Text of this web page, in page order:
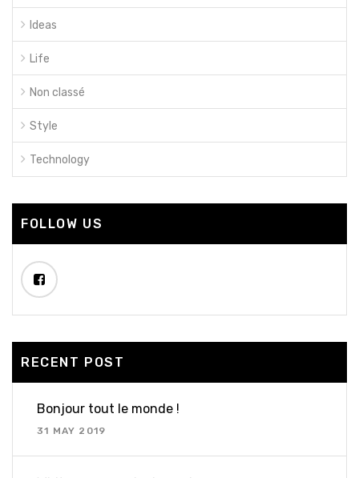
Ideas
Life
Non classé
Style
Technology
FOLLOW US
RECENT POST
Bonjour tout le monde !
31 MAY 2019